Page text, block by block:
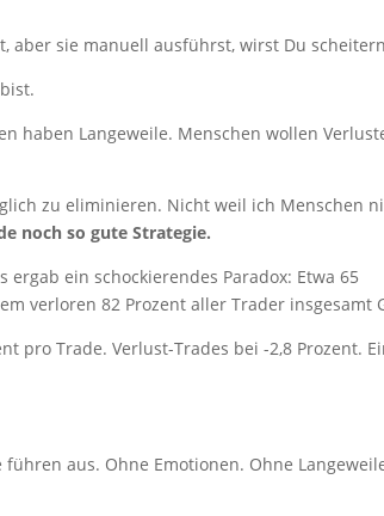
aber sie manuell ausführst, wirst Du
haben Langeweile. Menschen wollen
zu eliminieren. Nicht weil ich Menschen
noch so gute Strategie.
ein schockierendes Paradox: Etwa 65
verloren 82 Prozent aller Trader insgesamt
pro Trade. Verlust-Trades bei -2,8 Prozent.
aus. Ohne Emotionen. Ohne